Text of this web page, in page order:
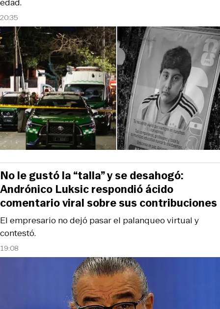
20:35
19:08
El empresario no dejó pasar el palanqueo virtual y
contestó.
No le gustó la “talla” y se desahogó:
Andrónico Luksic respondió ácido
comentario viral sobre sus contribuciones